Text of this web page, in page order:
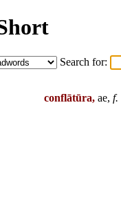
Search for:
conflātūra, ae, f.